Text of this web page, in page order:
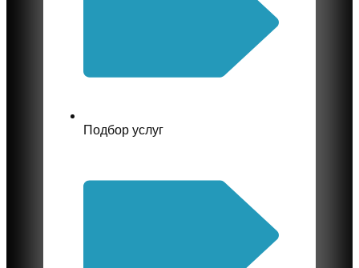
Подбор услуг